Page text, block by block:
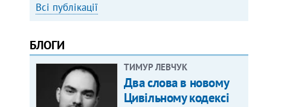
Всі публікації
БЛОГИ
ТИМУР ЛЕВЧУК
Два слова в новому
Цивільному кодексі